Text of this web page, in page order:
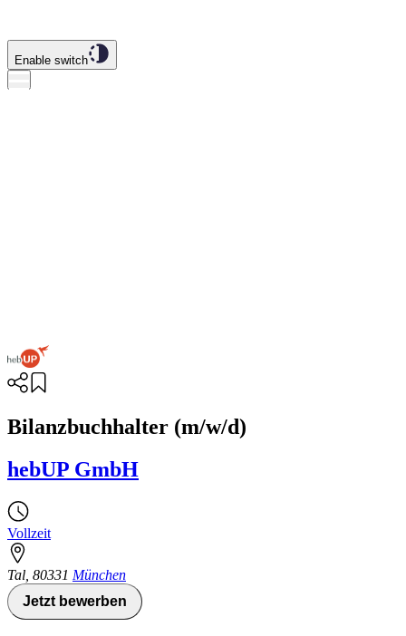
Enable switch
Bilanzbuchhalter (m/w/d)
hebUP GmbH
Vollzeit
Tal 80331 München
Jetzt bewerben